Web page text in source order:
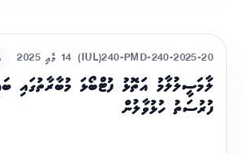
(IUL)240-PMD-240-2025-20 14 މެއި 2025
ލާމަސީލުލާމު އަތޮޅު ފުޓްބޯޅަ މުބާރާތުގައި
ފުރުސަތު ހުޅުވާލުން